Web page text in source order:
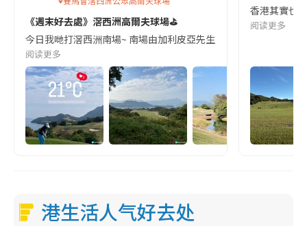
《週末好去處》滘西洲高爾夫球場⛳️
今日我哋打滘西洲南場~ 南場由加利皮亞先生設計,完美地混合了
阅读更多
香港其實也
阅读更多
港生活人气好去处